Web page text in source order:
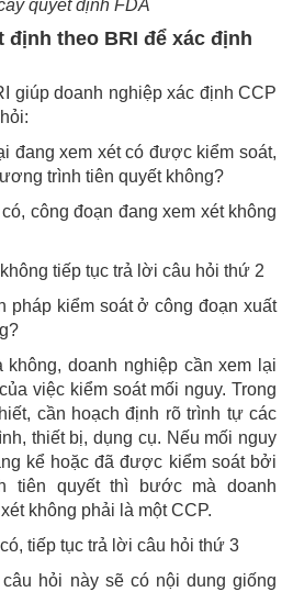
quyết định FDA
định theo BRI để xác định
giúp doanh nghiệp xác định CCP
đang xem xét có được kiểm soát,
trình tiên quyết không?
công đoạn đang xem xét không
tiếp tục trả lời câu hỏi thứ 2
pháp kiểm soát ở công đoạn xuất
không, doanh nghiệp cần xem lại
việc kiểm soát mối nguy. Trong
cần hoạch định rõ trình tự các
thiết bị, dụng cụ. Nếu mối nguy
kể hoặc đã được kiểm soát bởi
tiên quyết thì bước mà doanh
không phải là một CCP.
tiếp tục trả lời câu hỏi thứ 3
hỏi này sẽ có nội dung giống